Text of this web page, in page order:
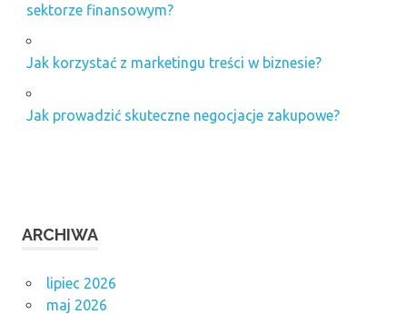
sektorze finansowym?
Jak korzystać z marketingu treści w biznesie?
Jak prowadzić skuteczne negocjacje zakupowe?
ARCHIWA
lipiec 2026
maj 2026